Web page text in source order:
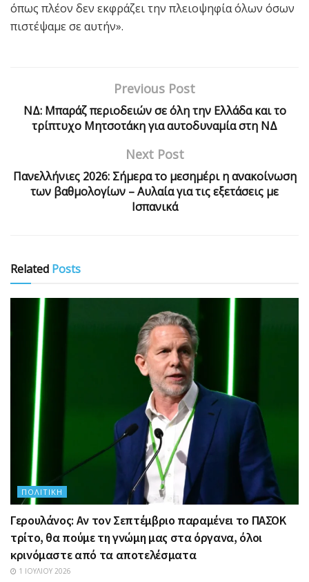
όπως πλέον δεν εκφράζει την πλειοψηφία όλων όσων
πιστέψαμε σε αυτήν».
Previous Post
ΝΔ: Mπαράζ περιοδειών σε όλη την Ελλάδα και το
τρίπτυχο Μητσοτάκη για αυτοδυναμία στη ΝΔ
Next Post
Πανελλήνιες 2026: Σήμερα το μεσημέρι η ανακοίνωση
των βαθμολογίων – Αυλαία για τις εξετάσεις με
Ισπανικά
Related Posts
ΠΟΛΙΤΙΚΉ
Γερουλάνος: Αν τον Σεπτέμβριο παραμένει το ΠΑΣΟΚ
τρίτο, θα πούμε τη γνώμη μας στα όργανα, όλοι
κρινόμαστε από τα αποτελέσματα
1 ΙΟΥΛΊΟΥ 2026